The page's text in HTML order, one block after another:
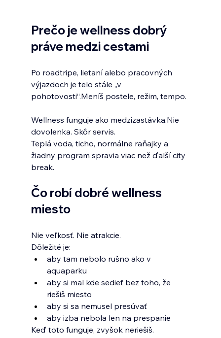
Prečo je wellness dobrý
práve medzi cestami
Po roadtripe, lietaní alebo pracovných
výjazdoch je telo stále „v
pohotovosti“.Meníš postele, režim, tempo.
Wellness funguje ako medzizastávka.Nie
dovolenka. Skôr servis.
Teplá voda, ticho, normálne raňajky a
žiadny program spravia viac než ďalší city
break.
Čo robí dobré wellness
miesto
Nie veľkosť. Nie atrakcie.
Dôležité je:
aby tam nebolo rušno ako v
aquaparku
aby si mal kde sedieť bez toho, že
riešiš miesto
aby si sa nemusel presúvať
aby izba nebola len na prespanie
Keď toto funguje, zvyšok neriešiš.